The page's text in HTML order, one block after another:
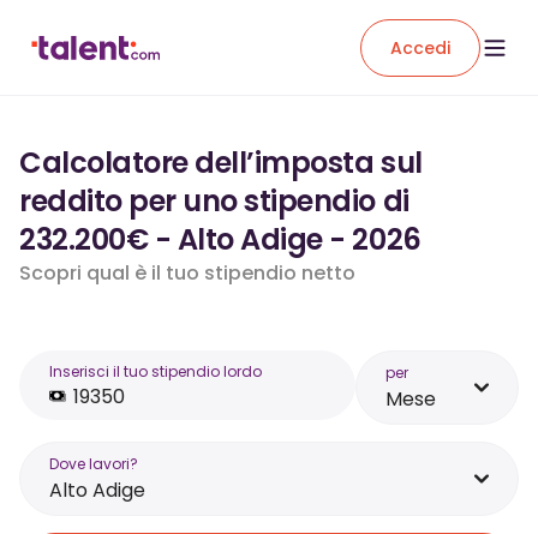
Accedi
Calcolatore dell’imposta sul
reddito per uno stipendio di
232.200€ - Alto Adige - 2026
Scopri qual è il tuo stipendio netto
Inserisci il tuo stipendio lordo per
Mese
Dove lavori?
Alto Adige